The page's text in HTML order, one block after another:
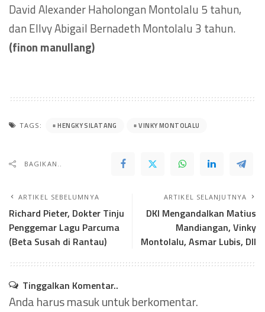
David Alexander Haholongan Montolalu 5 tahun,
dan Ellvy Abigail Bernadeth Montolalu 3 tahun.
(finon manullang)
TAGS: HENGKY SILATANG VINKY MONTOLALU
BAGIKAN..
ARTIKEL SEBELUMNYA
Richard Pieter, Dokter Tinju
Penggemar Lagu Parcuma
(Beta Susah di Rantau)
ARTIKEL SELANJUTNYA
DKI Mengandalkan Matius
Mandiangan, Vinky
Montolalu, Asmar Lubis, Dll
Tinggalkan Komentar..
Anda harusmasukuntuk berkomentar.